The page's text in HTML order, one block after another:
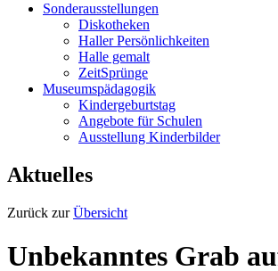
Sonderausstellungen
Diskotheken
Haller Persönlichkeiten
Halle gemalt
ZeitSprünge
Museumspädagogik
Kindergeburtstag
Angebote für Schulen
Ausstellung Kinderbilder
Aktuelles
Zurück zurÜbersicht
Unbekanntes Grab